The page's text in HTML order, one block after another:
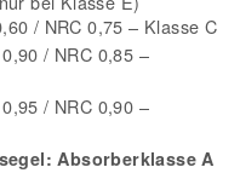
/ NRC 0,75 – Klasse C
0,90 / NRC 0,85 –
0,95 / NRC 0,90 –
Absorberklasse A